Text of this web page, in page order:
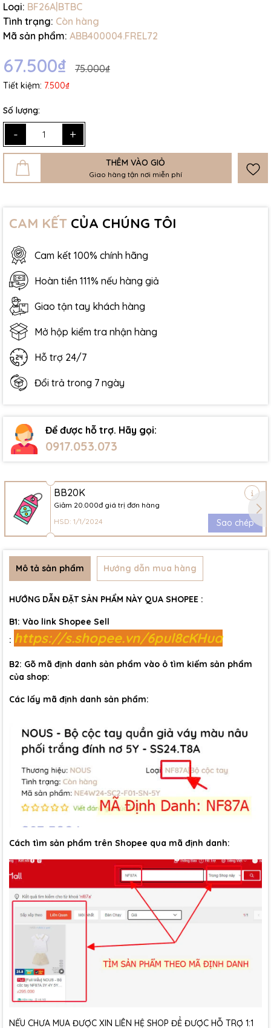
Loại: BF26A|BTBC
Tình trạng: Còn hàng
Mã sản phẩm: ABB400004.FREL72
67.500₫ 75.000₫
Tiết kiệm: 7.500₫
Số lượng:
- +
THÊM VÀO GIỎ
Giao hàng tận nơi miễn phí
CAM KẾT CỦA CHÚNG TÔI
Cam kết 100% chính hãng
Hoàn tiền 111% nếu hàng giả
Giao tận tay khách hàng
Mở hộp kiểm tra nhận hàng
Hỗ trợ 24/7
Đổi trả trong 7 ngày
Để được hỗ trợ. Hãy gọi:
0917.053.073
BB20K
Giảm 20.000đ giá trị đơn hàng
HSD: 1/1/2024
Sao chép
Mô tả sản phẩm Hướng dẫn mua hàng
HƯỚNG DẪN ĐẶT SẢN PHẨM NÀY QUA SHOPEE :
B1: Vào link Shopee Sell
: https://s.shopee.vn/6pul8cKHua
B2: Gõ mã định danh sản phẩm vào ô tìm kiếm sản phẩm
của shop:
Các lấy mã định danh sản phẩm:
Cách tìm sản phẩm trên Shopee qua mã định danh:
NẾU CHƯA MUA ĐƯỢC XIN LIÊN HỆ SHOP ĐỂ ĐƯỢC HỖ TRỢ 1:1